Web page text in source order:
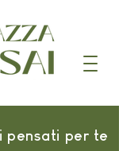
pensati per te